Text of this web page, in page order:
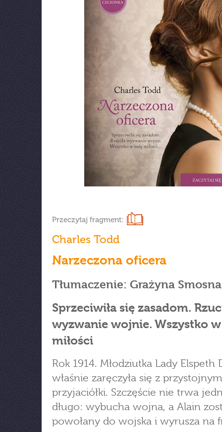
Przeczytaj fragment:
Charles Todd
Narzeczona oficera
Tłumaczenie: Grażyna Smosna
Sprzeciwiła się zasadom.
wyzwanie wojnie. Wszystko
miłości
Rok 1914. Młodziutka Lady Elspeth
właśnie zaręczyła się z
przyjaciółki. Szczęście nie trwa
długo: wybucha wojna, a Alain
powołany do wojska i wyrusza na